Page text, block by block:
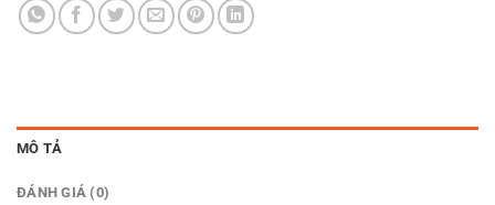
MÔ TẢ
ĐÁNH GIÁ (0)